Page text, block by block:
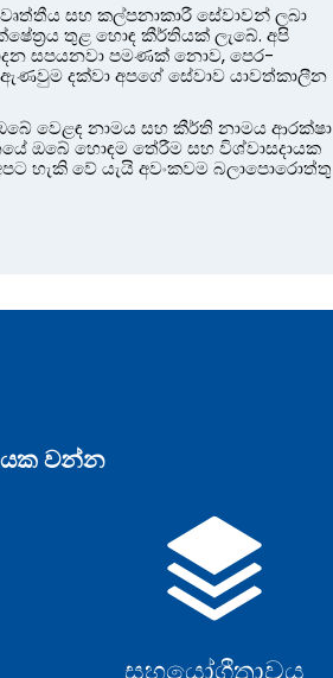
සහ කල්පනාකාරී සේවාවන් ලබා
තුළ හොඳ කීර්තියක් ලැබේ. අපි
සපයනවා පමණක් නොව, පෙර-
දක්වා අපගේ සේවාව යාවත්කාලීන
වෙළඳ නාමය සහ කීර්ති නාමය ආරක්ෂා
ඔබේ හොඳම තේරීම සහ විශ්වාසදායක
හැකි වේ යැයි අවංකවම බලාපොරොත්තු
වන්න
සහයෝගීතාවය